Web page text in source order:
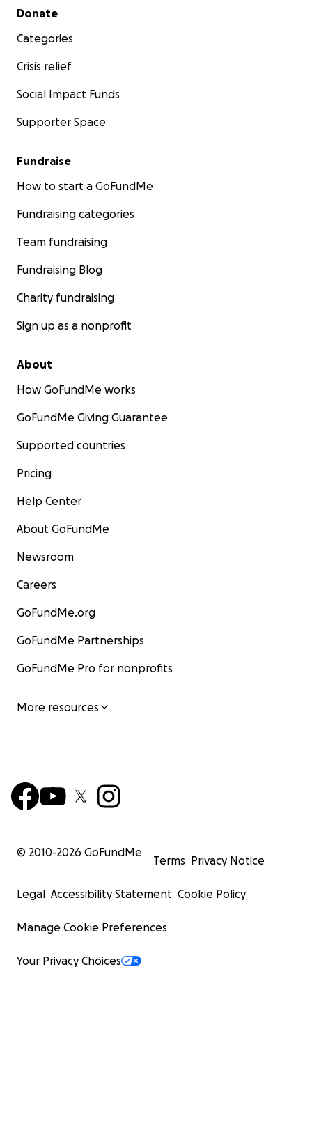
Secondary menu
Donate
Categories
Crisis relief
Social Impact Funds
Supporter Space
Fundraise
How to start a GoFundMe
Fundraising categories
Team fundraising
Fundraising Blog
Charity fundraising
Sign up as a nonprofit
About
How GoFundMe works
GoFundMe Giving Guarantee
Supported countries
Pricing
Help Center
About GoFundMe
Newsroom
Careers
GoFundMe.org
GoFundMe Partnerships
GoFundMe Pro for nonprofits
More resources
© 2010-2026 GoFundMe
Terms Privacy Notice
Legal Accessibility Statement Cookie Policy
Manage Cookie Preferences
Your Privacy Choices